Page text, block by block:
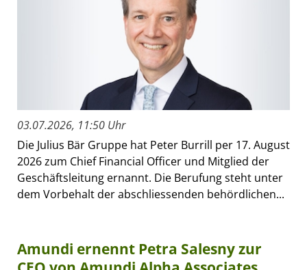
03.07.2026, 11:50 Uhr
Die Julius Bär Gruppe hat Peter Burrill per 17. August
2026 zum Chief Financial Officer und Mitglied der
Geschäftsleitung ernannt. Die Berufung steht unter
dem Vorbehalt der abschliessenden behördlichen...
Amundi ernennt Petra Salesny zur